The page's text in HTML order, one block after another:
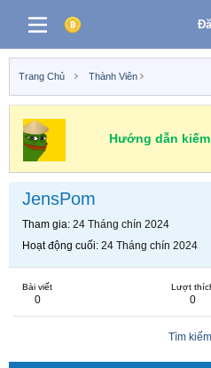
Trang Chủ Thành Viên
Hướng dẫn
JensPom
Tham gia 24 Tháng chín 2024
Hoạt động cuối 24 Tháng chín 2024
Bài viết
0
Lượt
0
Tìm kiếm